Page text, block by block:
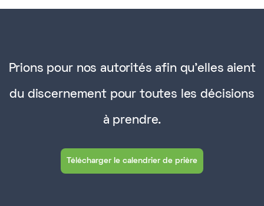
Prions pour nos autorités afin qu'elles aient
du discernement pour toutes les décisions
à prendre.
Télécharger le calendrier de prière